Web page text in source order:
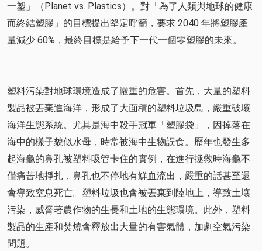
一塑」（Planet vs. Plastics）。對「為了人類與地球的健康
而終結塑膠」的目標提出堅定呼籲，要求 2040 年將塑膠產
量減少 60%，最終目標是給予下一代一個零塑膠的未來。
塑料污染對地球環境造成了嚴重的危害。首先，大量的塑料
製品被丟棄進海洋，形成了大面積的塑料垃圾島，嚴重破壞
海洋生態系統。尤其是海中殺手冠軍「塑膠袋」，因掉落在
海中的樣子貌似水母，時常被海中生物誤食。歷年也發生多
起海龜的鼻孔被塑料吸管卡住的實例，在進行拯救時海龜不
僅痛苦地掙扎，鼻孔也不停地有鮮血流出，嚴重的話甚至還
會導致窒息死亡。塑料垃圾也會被丟棄到陸地上，導致土壤
污染，威脅著農作物的生長和土地的生態環境。此外，塑料
製品的生產和焚燒會釋放出大量的有害氣體，加劇空氣污染
問題。